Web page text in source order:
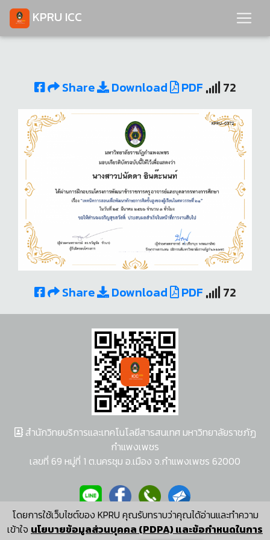
KPRU ICC
Share Download PDF 72
Share Download PDF 72
โดยการใช้เว็บไซต์ของ KPRU คุณรับทราบว่าคุณได้อ่านและทำความ
เข้าใจ นโยบายข้อมูลส่วนบุคคล (PDPA) และข้อกำหนดในการ
สำนักวิทยบริการและเทคโนโลยีสารสนเทศ มหาวิทยาลัยราชภัฏ
กำแพงเพชร
เลขที่ 69 หมู่ที่ 1 ต.นครชุม อ.เมือง จ.กำแพงเพชร 62000
ผู้พัฒนาระบบ อนุชา พวงผกา